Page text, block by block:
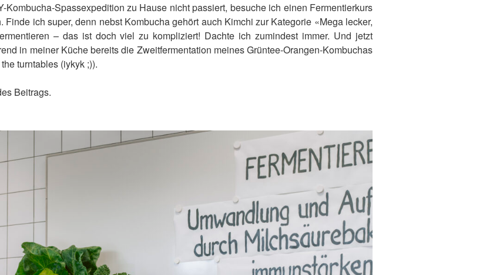
Kombucha-Spassexpedition zu Hause nicht passiert, besuche ich einen Fermentierkurs
ich super, denn nebst Kombucha gehört auch Kimchi zur Kategorie «Mega lecker,
– das ist doch viel zu kompliziert! Dachte ich zumindest immer. Und jetzt
in meiner Küche bereits die Zweitfermentation meines Grüntee-Orangen-Kombuchas
turntables (iykyk ;)).
Beitrags.